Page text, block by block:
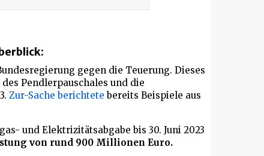
gegen die Teuerung. Dieses
Pendlerpauschales und die
Zur-Sache berichtete bereits Beispiele aus
und Elektrizitätsabgabe bis 30. Juni 2023
von rund 900 Millionen Euro.